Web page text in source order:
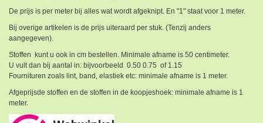
De prijs is per meter bij alles wat wordt afgeknipt. En "1" staat voor 1 meter.
Bij overige artikelen is de prijs uiteraard per stuk. (Tenzij anders
aangegeven).
Stoffen kunt u ook in cm bestellen. Minimale afname is 50 centimeter.
U vult dan bij aantal in: bijvoorbeeld 0.50 0.75 of 1.15
Fournituren zoals lint, band, elastiek etc: minimale afname is 1 meter.
Afgeprijsde stoffen en de stoffen in de koopjeshoek: minimale afname is 1
meter.